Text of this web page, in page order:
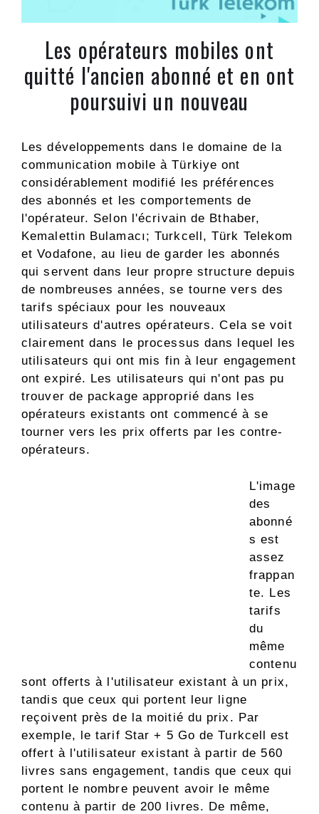
Les opérateurs mobiles ont
quitté l'ancien abonné et en ont
poursuivi un nouveau
Les développements dans le domaine de la
communication mobile à Türkiye ont
considérablement modifié les préférences
des abonnés et les comportements de
l'opérateur. Selon l'écrivain de Bthaber,
Kemalettin Bulamacı; Turkcell, Türk Telekom
et Vodafone, au lieu de garder les abonnés
qui servent dans leur propre structure depuis
de nombreuses années, se tourne vers des
tarifs spéciaux pour les nouveaux
utilisateurs d'autres opérateurs. Cela se voit
clairement dans le processus dans lequel les
utilisateurs qui ont mis fin à leur engagement
ont expiré. Les utilisateurs qui n'ont pas pu
trouver de package approprié dans les
opérateurs existants ont commencé à se
tourner vers les prix offerts par les contre-
opérateurs.
L'image
des
abonné
s est
assez
frappan
te. Les
tarifs
du
même
contenu
sont offerts à l'utilisateur existant à un prix,
tandis que ceux qui portent leur ligne
reçoivent près de la moitié du prix. Par
exemple, le tarif Star + 5 Go de Turkcell est
offert à l'utilisateur existant à partir de 560
livres sans engagement, tandis que ceux qui
portent le nombre peuvent avoir le même
contenu à partir de 200 livres. De même,